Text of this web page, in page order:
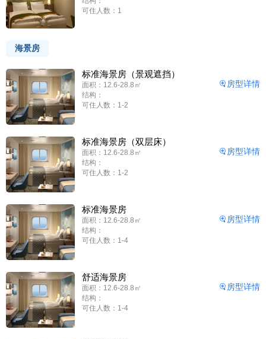
可住人数：1
海景房
标准海景房（景观遮挡）
面积：12.6-28.8㎡
结构：
可住人数：1-2
房型详情
标准海景房（双层床）
面积：12.6-28.8㎡
结构：
可住人数：1-2
房型详情
标准海景房
面积：12.6-28.8㎡
结构：
可住人数：1-4
房型详情
舒适海景房
面积：12.6-28.8㎡
结构：
可住人数：1-4
房型详情